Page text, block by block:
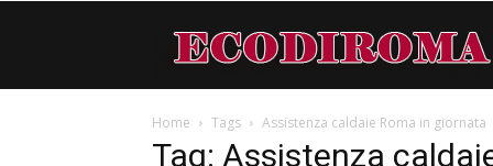
Home Tags Assistenza caldaie Roma in giornata
Tag: Assistenza